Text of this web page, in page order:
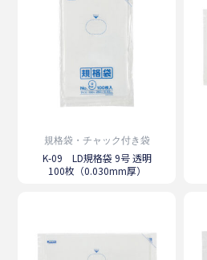
規格袋・チャック付き袋
K-09 LD規格袋 9号 透明
100枚（0.030mm厚）